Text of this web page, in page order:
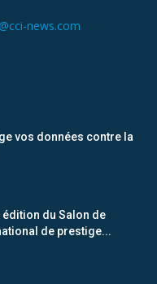
news.com
vos données contre la
édition du Salon de
de prestige...